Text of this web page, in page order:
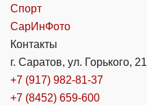
Спорт
СарИнФото
Контакты
г. Саратов, ул. Горького, 21
+7 (917) 982-81-37
+7 (8452) 659-600